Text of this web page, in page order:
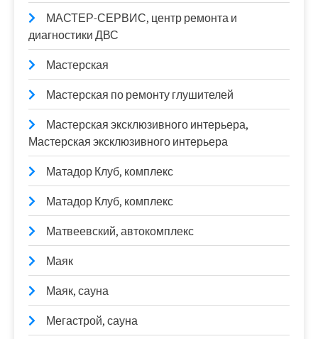
МАСТЕР-СЕРВИС, центр ремонта и
диагностики ДВС
Мастерская
Мастерская по ремонту глушителей
Мастерская эксклюзивного интерьера,
Мастерская эксклюзивного интерьера
Матадор Клуб, комплекс
Матадор Клуб, комплекс
Матвеевский, автокомплекс
Маяк
Маяк, сауна
Мегастрой, сауна